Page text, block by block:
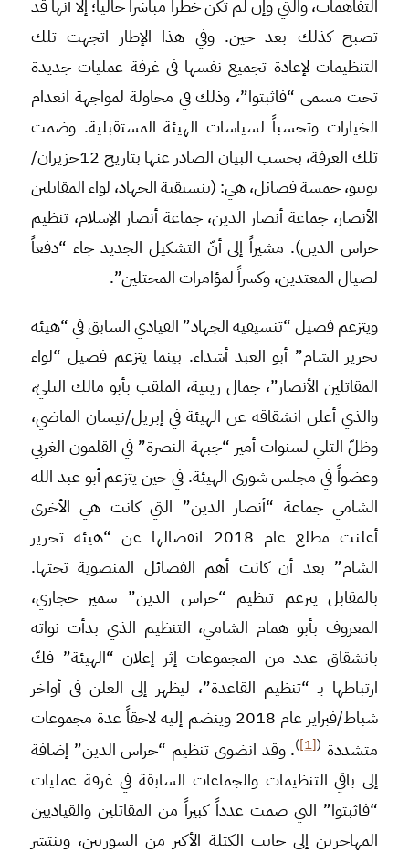
التفاهمات، والتي وإن لم تكن خطراً مباشراً حالياً؛ إلا أنها قد
تصبح كذلك بعد حين. وفي هذا الإطار اتجهت تلك
التنظيمات لإعادة تجميع نفسها في غرفة عمليات جديدة
تحت مسمى “فاثبتوا”، وذلك في محاولة لمواجهة انعدام
الخيارات وتحسباً لسياسات الهيئة المستقبلية. وضمت
تلك الغرفة، بحسب البيان الصادر عنها بتاريخ 12حزيران/
يونيو، خمسة فصائل، هي: (تنسيقية الجهاد، لواء المقاتلين
الأنصار، جماعة أنصار الدين، جماعة أنصار الإسلام، تنظيم
حراس الدين). مشيراً إلى أنّ التشكيل الجديد جاء “دفعاً
لصيال المعتدين، وكسراً لمؤامرات المحتلين”.
ويتزعم فصيل “تنسيقية الجهاد” القيادي السابق في “هيئة
تحرير الشام” أبو العبد أشداء. بينما يتزعم فصيل “لواء
المقاتلين الأنصار”، جمال زينية، الملقب بأبو مالك التليّ،
والذي أعلن انشقاقه عن الهيئة في إبريل/نيسان الماضي،
وظلّ التلي لسنوات أمير “جبهة النصرة” في القلمون الغربي
وعضواً في مجلس شورى الهيئة. في حين يتزعم أبو عبد الله
الشامي جماعة “أنصار الدين” التي كانت هي الأخرى
أعلنت مطلع عام 2018 انفصالها عن “هيئة تحرير
الشام” بعد أن كانت أهم الفصائل المنضوية تحتها.
بالمقابل يتزعم تنظيم “حراس الدين” سمير حجازي،
المعروف بأبو همام الشامي، التنظيم الذي بدأت نواته
بانشقاق عدد من المجموعات إثر إعلان “الهيئة” فكّ
ارتباطها بـ “تنظيم القاعدة”، ليظهر إلى العلن في أواخر
شباط/فبراير عام 2018 وينضم إليه لاحقاً عدة مجموعات
متشددة (
[1]
). وقد انضوى تنظيم “حراس الدين” إضافة
إلى باقي التنظيمات والجماعات السابقة في غرفة عمليات
“فاثبتوا” التي ضمت عدداً كبيراً من المقاتلين والقياديين
المهاجرين إلى جانب الكتلة الأكبر من السوريين، وينتشر